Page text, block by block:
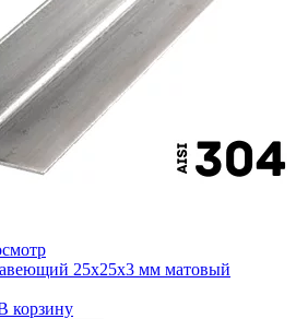
25х25х3 мм матовый
корзину